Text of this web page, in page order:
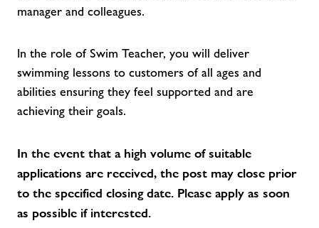
manager and colleagues.
In the role of Swim Teacher, you will deliver
swimming lessons to customers of all ages and
abilities ensuring they feel supported and are
achieving their goals.
In the event that a high volume of suitable
applications are received, the post may close prior
to the specified closing date. Please apply as soon
as possible if interested.